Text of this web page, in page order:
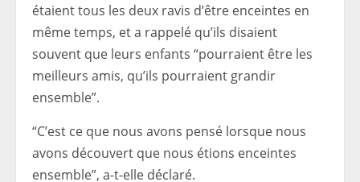
étaient tous les deux ravis d’être enceintes en
même temps, et a rappelé qu’ils disaient
souvent que leurs enfants “pourraient être les
meilleurs amis, qu’ils pourraient grandir
ensemble”.
“C’est ce que nous avons pensé lorsque nous
avons découvert que nous étions enceintes
ensemble”, a-t-elle déclaré.